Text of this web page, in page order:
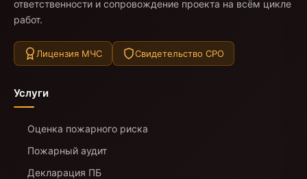
ответственности и сопровождение проекта на всём цикле
работ.
Лицензия МЧС Свидетельство СРО
Услуги
Оценка пожарного риска
Пожарный аудит
Декларация ПБ